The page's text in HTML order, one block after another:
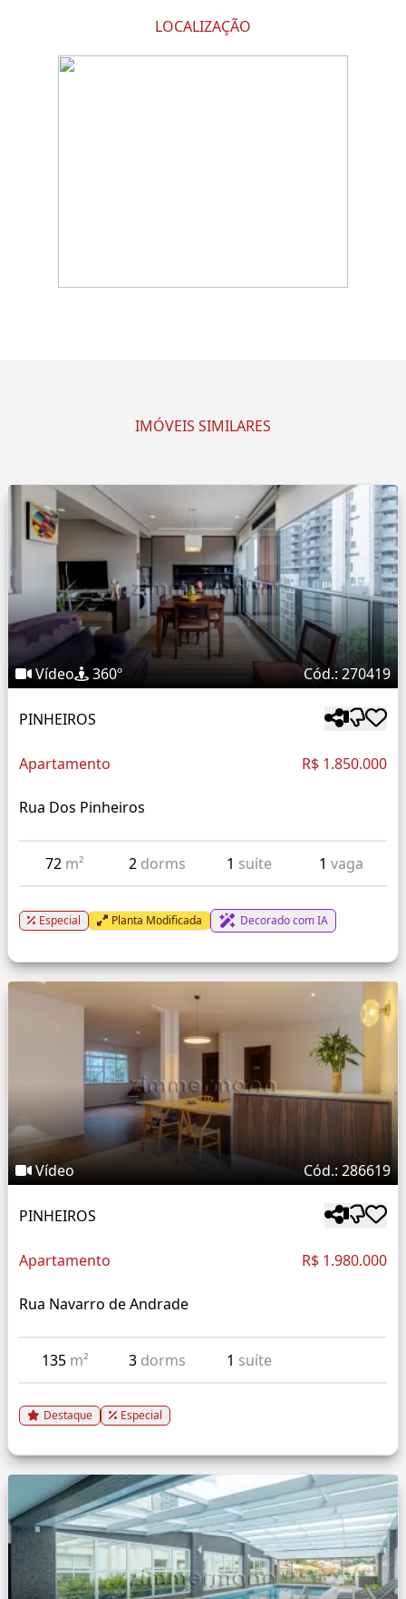
LOCALIZAÇÃO
IMÓVEIS SIMILARES
Vídeo 360º Cód.: 270419
PINHEIROS
Apartamento R$ 1.850.000
Rua Dos Pinheiros
72 m² 2 dorms 1 suíte 1 vaga
Especial Planta Modificada Decorado com IA
Vídeo Cód.: 286619
PINHEIROS
Apartamento R$ 1.980.000
Rua Navarro de Andrade
135 m² 3 dorms 1 suíte
Destaque Especial